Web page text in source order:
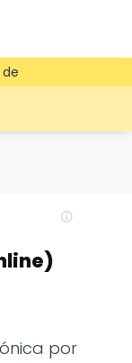
por